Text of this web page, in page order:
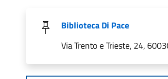
Biblioteca Di Pace
Via Trento e Trieste, 24,